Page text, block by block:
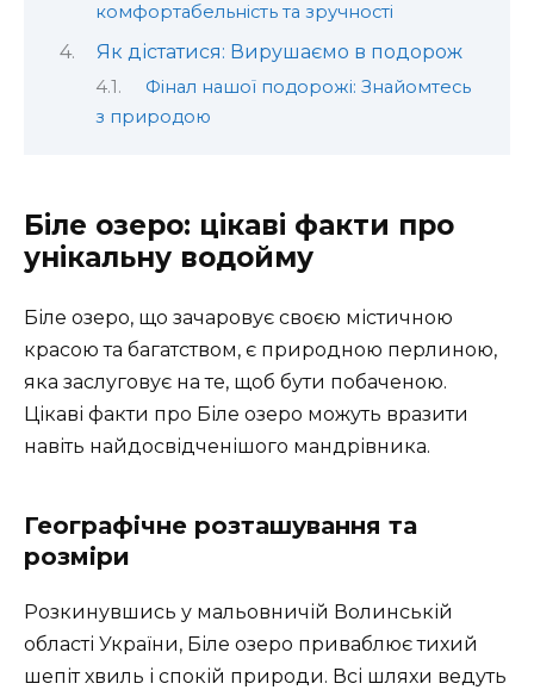
комфортабельність та зручності
Як дістатися: Вирушаємо в подорож
Фінал нашої подорожі: Знайомтесь
з природою
Біле озеро: цікаві факти про
унікальну водойму
Біле озеро, що зачаровує своєю містичною
красою та багатством, є природною перлиною,
яка заслуговує на те, щоб бути побаченою.
Цікаві факти про Біле озеро можуть вразити
навіть найдосвідченішого мандрівника.
Географічне розташування та
розміри
Розкинувшись у мальовничій Волинській
області України, Біле озеро приваблює тихий
шепіт хвиль і спокій природи. Всі шляхи ведуть